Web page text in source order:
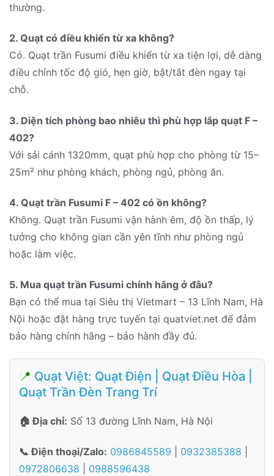
thường.
2. Quạt có điều khiển từ xa không?
Có. Quạt trần Fusumi điều khiển từ xa tiện lợi, dễ dàng
điều chỉnh tốc độ gió, hẹn giờ, bật/tắt đèn ngay tại
chỗ.
3. Diện tích phòng bao nhiêu thì phù hợp lắp quạt F –
402?
Với sải cánh 1320mm, quạt phù hợp cho phòng từ 15–
25m² như phòng khách, phòng ngủ, phòng ăn.
4. Quạt trần Fusumi F – 402 có ồn không?
Không. Quạt trần Fusumi vận hành êm, độ ồn thấp, lý
tưởng cho không gian cần yên tĩnh như phòng ngủ
hoặc làm việc.
5. Mua quạt trần Fusumi chính hãng ở đâu?
Bạn có thể mua tại Siêu thị Vietmart – 13 Lĩnh Nam, Hà
Nội hoặc đặt hàng trực tuyến tại quatviet.net để đảm
bảo hàng chính hãng – bảo hành đầy đủ.
📍 Quạt Việt: Quạt Điện | Quạt Điều Hòa |
Quạt Trần Đèn Trang Trí
🏠 Địa chỉ: Số 13 đường Lĩnh Nam, Hà Nội
📞 Điện thoại/Zalo: 0986845589 0932385388
0972806638
0988596438